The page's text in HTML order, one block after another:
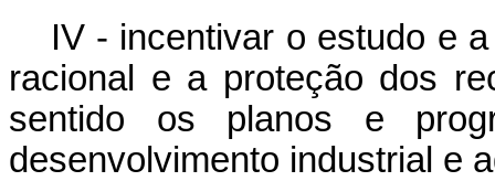
IV - incentivar o estudo e
racional e a proteção dos
sentido os planos e
desenvolvimento industrial e